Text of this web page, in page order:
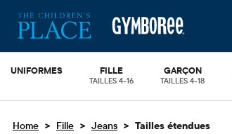
UNIFORMES FILLE
TAILLES 4-16
GARÇON
TAILLES 4-18
Home > Fille > Jeans > Tailles étendues